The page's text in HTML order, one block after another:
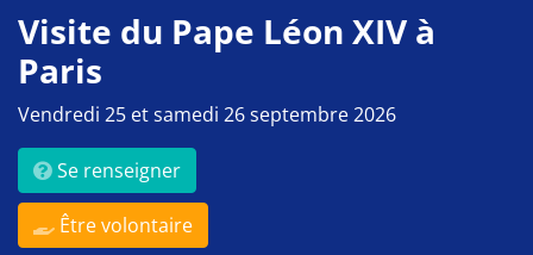
Visite du Pape Léon XIV à
Paris
Vendredi 25 et samedi 26 septembre 2026
Se renseigner
Être volontaire